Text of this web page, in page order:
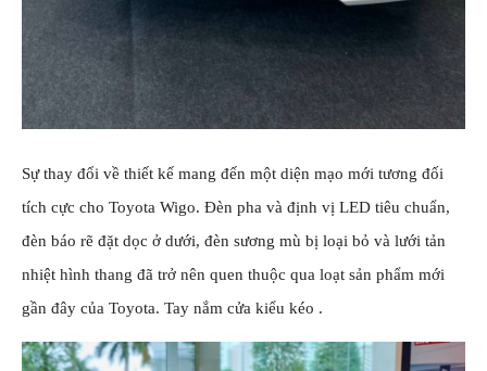
Sự thay đổi về thiết kế mang đến một diện mạo mới tương đối
tích cực cho Toyota Wigo. Đèn pha và định vị LED tiêu chuẩn,
đèn báo rẽ đặt dọc ở dưới, đèn sương mù bị loại bỏ và lưới tản
nhiệt hình thang đã trở nên quen thuộc qua loạt sản phẩm mới
gần đây của Toyota. Tay nắm cửa kiểu kéo .